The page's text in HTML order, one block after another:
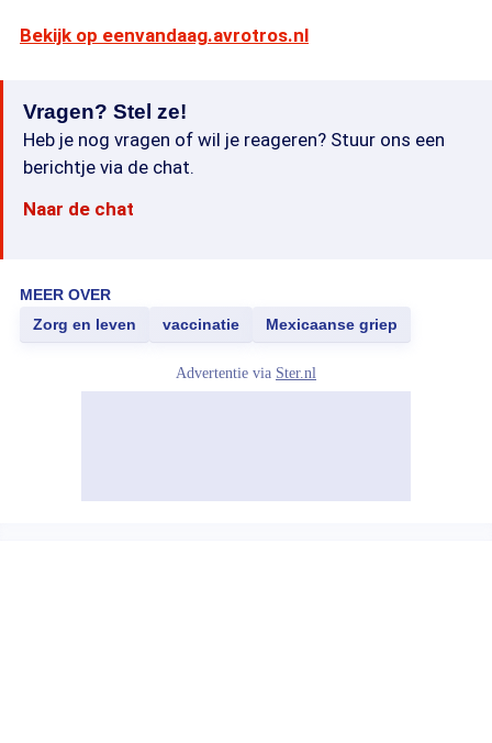
Bekijk op eenvandaag.avrotros.nl
Vragen? Stel ze!
Heb je nog vragen of wil je reageren? Stuur ons een
berichtje via de chat.
Naar de chat
MEER OVER
Zorg en leven
vaccinatie Mexicaanse griep
Advertentie via Ster.nl